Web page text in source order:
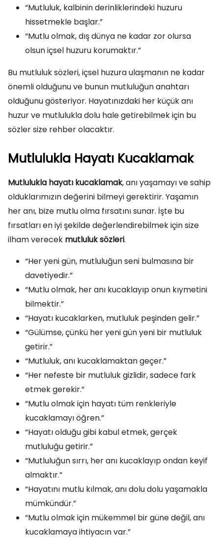
“Mutluluk, kalbinin derinliklerindeki huzuru
hissetmekle başlar.”
“Mutlu olmak, dış dünya ne kadar zor olursa
olsun içsel huzuru korumaktır.”
Bu mutluluk sözleri, içsel huzura ulaşmanın ne kadar
önemli olduğunu ve bunun mutluluğun anahtarı
olduğunu gösteriyor. Hayatınızdaki her küçük anı
huzur ve mutlulukla dolu hale getirebilmek için bu
sözler size rehber olacaktır.
Mutlulukla Hayatı Kucaklamak
Mutlulukla hayatı kucaklamak, anı yaşamayı ve sahip
olduklarımızın değerini bilmeyi gerektirir. Yaşamın
her anı, bize mutlu olma fırsatını sunar. İşte bu
fırsatları en iyi şekilde değerlendirebilmek için size
ilham verecek mutluluk sözleri.
“Her yeni gün, mutluluğun seni bulmasına bir
davetiyedir.”
“Mutlu olmak, her anı kucaklayıp onun kıymetini
bilmektir.”
“Hayatı kucaklarken, mutluluk peşinden gelir.”
“Gülümse, çünkü her yeni gün yeni bir mutluluk
getirir.”
“Mutluluk, anı kucaklamaktan geçer.”
“Her nefeste bir mutluluk gizlidir, sadece fark
etmek gerekir.”
“Mutlu olmak için hayatı tüm renkleriyle
kucaklamayı öğren.”
“Hayatı olduğu gibi kabul etmek, gerçek
mutluluğu getirir.”
“Mutluluğun sırrı, her anı kucaklayıp ondan keyif
almaktır.”
“Hayatını mutlu kılmak, anı dolu dolu yaşamakla
mümkündür.”
“Mutlu olmak için mükemmel bir güne değil, anı
kucaklamaya ihtiyacın var.”